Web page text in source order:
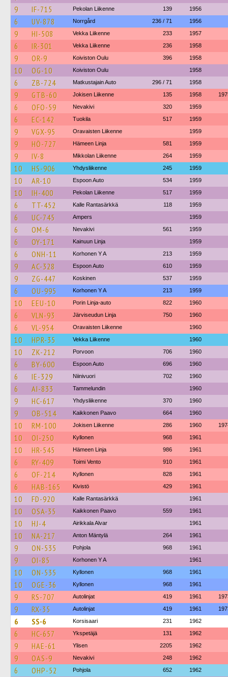
9
IF-715 Pekolan Liikenne 139 1956
6 UV-878 Norrgård 236 / 71 1956
9 HI-508 Vekka Liikenne 233 1957
6 IR-301 Vekka Liikenne 236 1958
9 OR-9 Koiviston Oulu 396 1958
10 OG-10 Koiviston Oulu 1958
6 ZB-724 Matkustajain Auto 296 / 71 1958
9 GTB-60 Jokisen Liikenne 135 1958
6 OFO-59 Nevakivi 320 1959
6 EC-142 Tuokila 517 1959
9 VGX-95 Oravaisten Liikenne 1959
9 HÖ-727 Hämeen Linja 581 1959
9 IV-8 Mikkolan Liikenne 264 1959
10 HS-906 Yhdysliikenne 245 1959
10 AR-10 Espoon Auto 534 1959
10 IH-400 Pekolan Liikenne 517 1959
6 TT-452 Kalle Rantasärkkä 118 1959
6 UC-745 Ampers 1959
6 OM-6 Nevakivi 561 1959
6 OY-171 Kainuun Linja 1959
6 ONH-11 Korhonen Y A 213 1959
9 AC-328 Espoon Auto 610 1959
9 ZG-447 Koskinen 537 1959
6 OU-995 Korhonen Y A 213 1959
10 EEU-10 Porin Linja-auto 822 1960
6 VLN-93 Järviseudun Linja 750 1960
6 VL-954 Oravaisten Liikenne 1960
10 HPR-35 Vekka Liikenne 1960
10 ZK-212 Porvoon 706 1960
6 BY-600 Espoon Auto 696 1960
6 IE-329 Niinivuori 702 1960
6 AI-833 Tammelundin 1960
9 HC-617 Yhdysliikenne 370 1960
9 OB-514 Kaikkonen Paavo 664 1960
10 RM-100 Jokisen Liikenne 286 1960
10 OI-250 Kyllonen 968 1961
10 HR-545 Hämeen Linja 986 1961
6 RY-409 Toimi Vento 910 1961
6 OF-214 Kyllonen 828 1961
6 HAB-165 Kivistö 429 1961
10 FD-920 Kalle Rantasärkkä 1961
10 OSA-35 Kaikkonen Paavo 559 1961
10 HJ-4 Airikkala Alvar 1961
10 NA-217 Anton Mäntylä 264 1961
9 ON-535 Pohjola 968 1961
9 OI-85 Korhonen Y A 1961
10 ON-535 Kyllonen 968 1961
10 OGE-36 Kyllonen 968 1961
9 RS-707 Autolinjat 419 1961
9 RX-35 Autolinjat 419 1961
6 SS-6 Korsisaari 231 1962
6 HC-657 Ykspetäjä 131 1962
9 HAE-61 Ylisen 2205 1962
9 OAS-9 Nevakivi 248 1962
6 OHP-52 Pohjola 652 1962